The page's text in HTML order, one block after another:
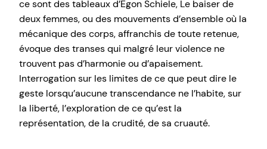
ce sont des tableaux d’Egon Schiele, Le baiser de
deux femmes, ou des mouvements d’ensemble où la
mécanique des corps, affranchis de toute retenue,
évoque des transes qui malgré leur violence ne
trouvent pas d’harmonie ou d’apaisement.
Interrogation sur les limites de ce que peut dire le
geste lorsqu’aucune transcendance ne l’habite, sur
la liberté, l’exploration de ce qu’est la
représentation, de la crudité, de sa cruauté.